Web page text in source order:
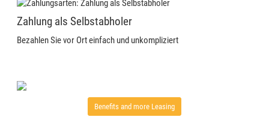
Zahlung als Selbstabholer
Bezahlen Sie vor Ort einfach und unkompliziert
Benefits and more Leasing